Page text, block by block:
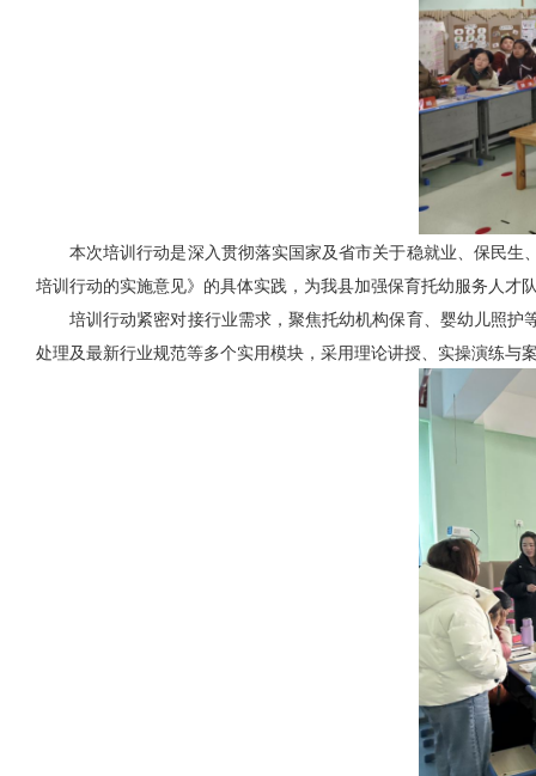
本次培训行动是深入贯彻落实国家及省市关于稳就业、保民
培训行动的实施意见》的具体实践，为我县加强保育托幼服务人才
培训行动紧密对接行业需求，聚焦托幼机构保育、婴幼儿照
处理及最新行业规范等多个实用模块，采用理论讲授、实操演练